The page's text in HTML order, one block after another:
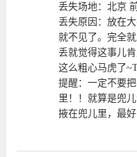
丢失场地：北京
丢失原因：放在
就不见了。完全
丢就觉得这事儿
这么粗心马虎了
提醒：一定不要
里！！就算是兜
掖在兜儿里，最